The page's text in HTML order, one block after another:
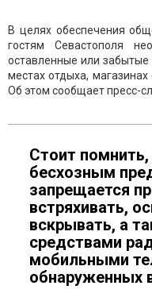
В целях обеспечения
гостям Севастополя
оставленные или забытые
местах отдыха,
Об этом сообщает пресс-
Стоит
бесхозным
запрещается
встряхивать,
вскрывать, а
средствами
мобильными
обнаруженных